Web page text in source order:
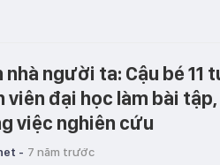
nhà người ta: Cậu bé 11
viên đại học làm bài
việc nghiên cứu
- 7 năm trước